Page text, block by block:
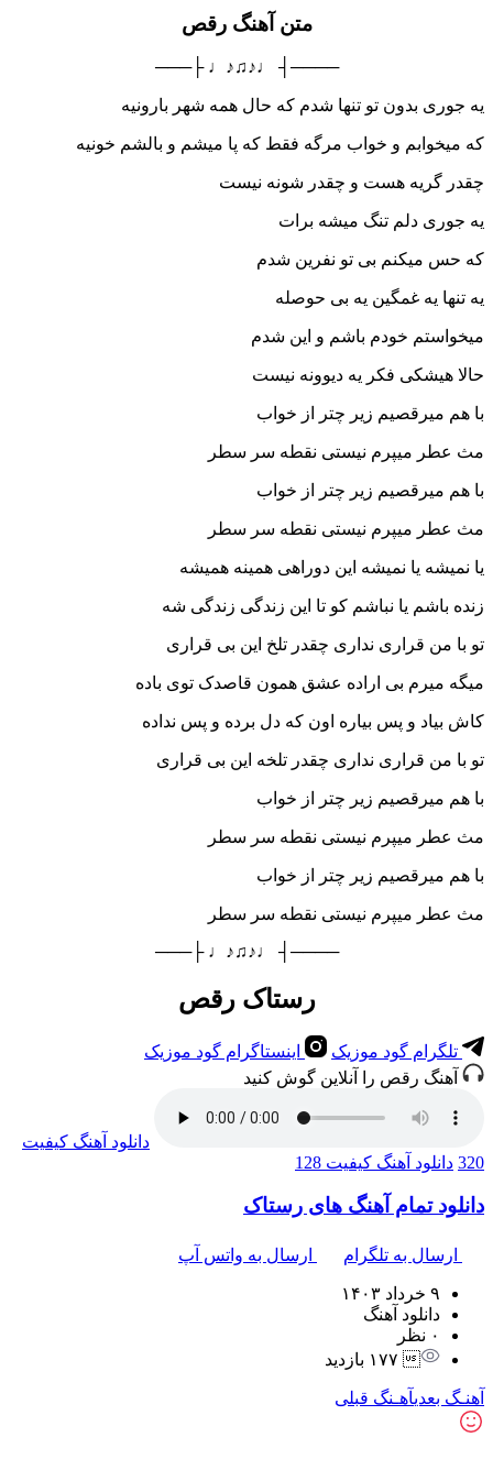
متن آهنگ رقص
────┤ ♩♪♫♪♩ ├───
یه جوری بدون تو تنها شدم که حال همه شهر بارونیه
که میخوابم و خواب مرگه فقط که پا میشم و بالشم خونیه
چقدر گریه هست و چقدر شونه نیست
یه جوری دلم تنگ میشه برات
که حس میکنم بی تو نفرین شدم
یه تنها یه غمگین یه بی حوصله
میخواستم خودم باشم و این شدم
حالا هیشکی فکر یه دیوونه نیست
با هم میرقصیم زیر چتر از خواب
مث عطر میپرم نیستی نقطه سر سطر
با هم میرقصیم زیر چتر از خواب
مث عطر میپرم نیستی نقطه سر سطر
یا نمیشه یا نمیشه این دوراهی همینه همیشه
زنده باشم یا نباشم کو تا این زندگی زندگی شه
تو با من قراری نداری چقدر تلخ این بی قراری
میگه میرم بی اراده عشق همون قاصدک توی باده
کاش بیاد و پس بیاره اون که دل برده و پس نداده
تو با من قراری نداری چقدر تلخه این بی قراری
با هم میرقصیم زیر چتر از خواب
مث عطر میپرم نیستی نقطه سر سطر
با هم میرقصیم زیر چتر از خواب
مث عطر میپرم نیستی نقطه سر سطر
────┤ ♩♪♫♪♩ ├───
رستاک رقص
تلگرام گود موزیک
اینستاگرام گود موزیک
آهنگ رقص را آنلاین گوش کنید
دانلود آهنگ کیفیت
320 دانلود آهنگ کیفیت 128
دانلود تمام آهنگ های رستاک
ارسال به تلگرام ارسال به واتس آپ
۹ خرداد ۱۴۰۳
دانلود آهنگ
۰ نظر
۱۷۷ بازدید
آهنـگ بعدیآهـنگ قبلی